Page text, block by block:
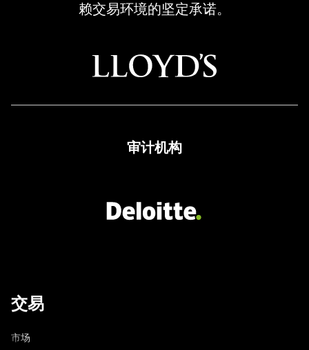
Broker
赖交易环境的坚定承诺。
审计机构
交易
市场